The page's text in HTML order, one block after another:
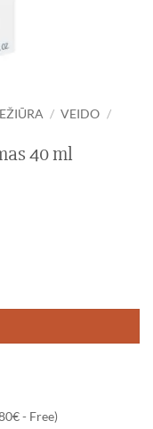
/ VEIDO /
40 ml
- Free)